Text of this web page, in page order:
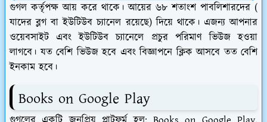
গুগল কর্তৃপক্ষ আয় করে থাকে। আয়ের ৬৮ শতাংশ পাবলিশারদের (
যাদের ব্লগ বা ইউটিউব চ্যানেল রয়েছে) দিয়ে থাকে। এজন্য আপনার
ওয়েবসাইট এবং ইউটিউব চ্যানেলে প্রচুর পরিমাণ ভিউজ হওয়া
লাগবে। যত বেশি ভিউজ হবে এবং বিজ্ঞাপনে ক্লিক আসবে তত বেশি
ইনকাম হবে।
Books on Google Play